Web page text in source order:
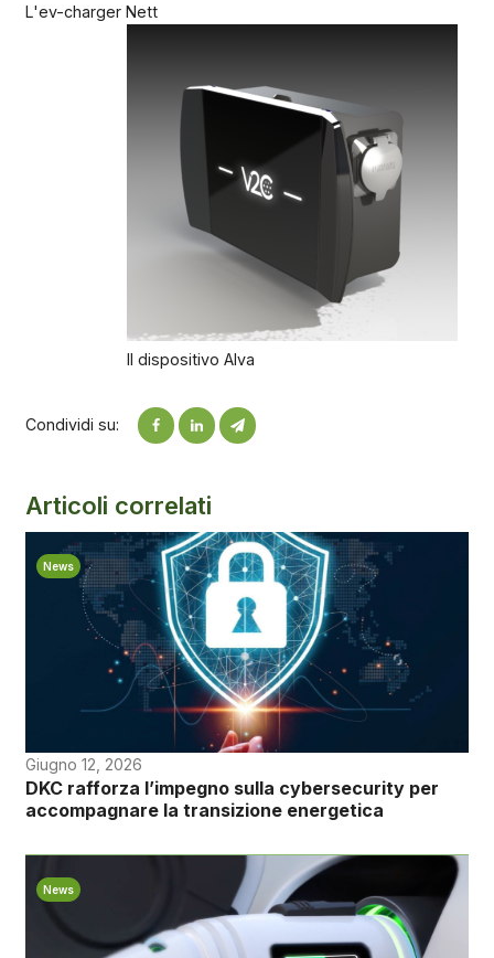
L'ev-charger Nett
Il dispositivo Alva
Condividi su:
Articoli correlati
News
Giugno 12, 2026
DKC rafforza l’impegno sulla cybersecurity per
accompagnare la transizione energetica
News